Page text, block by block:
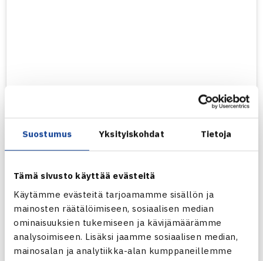
Suostumus Yksityiskohdat Tietoja
Tämä sivusto käyttää evästeitä
Käytämme evästeitä tarjoamamme sisällön ja
mainosten räätälöimiseen, sosiaalisen median
ominaisuuksien tukemiseen ja kävijämäärämme
analysoimiseen. Lisäksi jaamme sosiaalisen median,
mainosalan ja analytiikka-alan kumppaneillemme
Henkilön Suomen Tennisliitto (@tennisfin) jakama julkaisu